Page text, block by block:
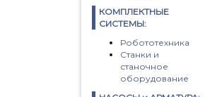
КОМПЛЕКТНЫЕ
СИСТЕМЫ:
Робототехника
Станки и
станочное
оборудование